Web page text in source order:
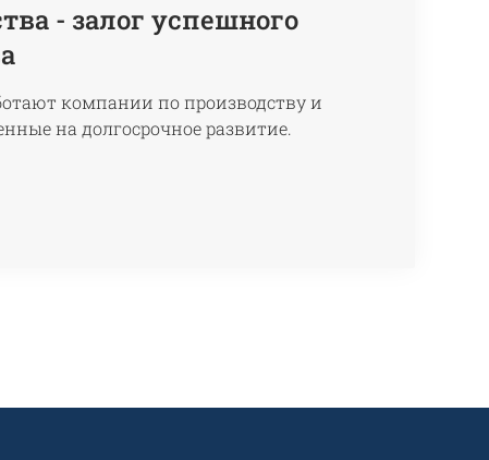
- залог успешного
компании по производству и
на долгосрочное развитие.